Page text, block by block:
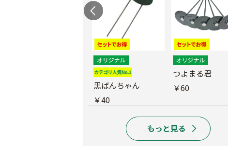
黒ばんちゃん
￥40
つよまる君
￥60